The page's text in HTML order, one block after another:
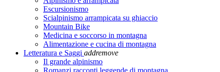
Escursionismo
Scialpinismo arrampicata su ghiaccio
Mountain Bike
Medicina e soccorso in montagna
Alimentazione e cucina di montagna
Letteratura e Saggi addremove
Il grande alpinismo